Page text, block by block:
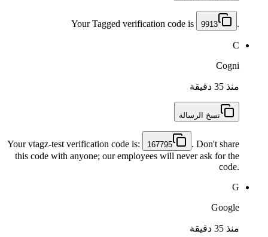
Your Tagged verification code is 9913 .
C
Cogni
منذ 35 دقيقة
نسخ الرسالة
Your vtagz-test verification code is: 167795
. Don't share
this code with anyone; our employees will never ask for the
code.
G
Google
منذ 35 دقيقة